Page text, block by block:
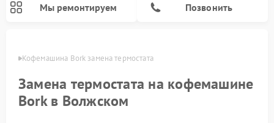
Мы ремонтируем Позвонить
Кофемашина Bork замена термостата
Замена термостата на кофемашине
Bork в Волжском